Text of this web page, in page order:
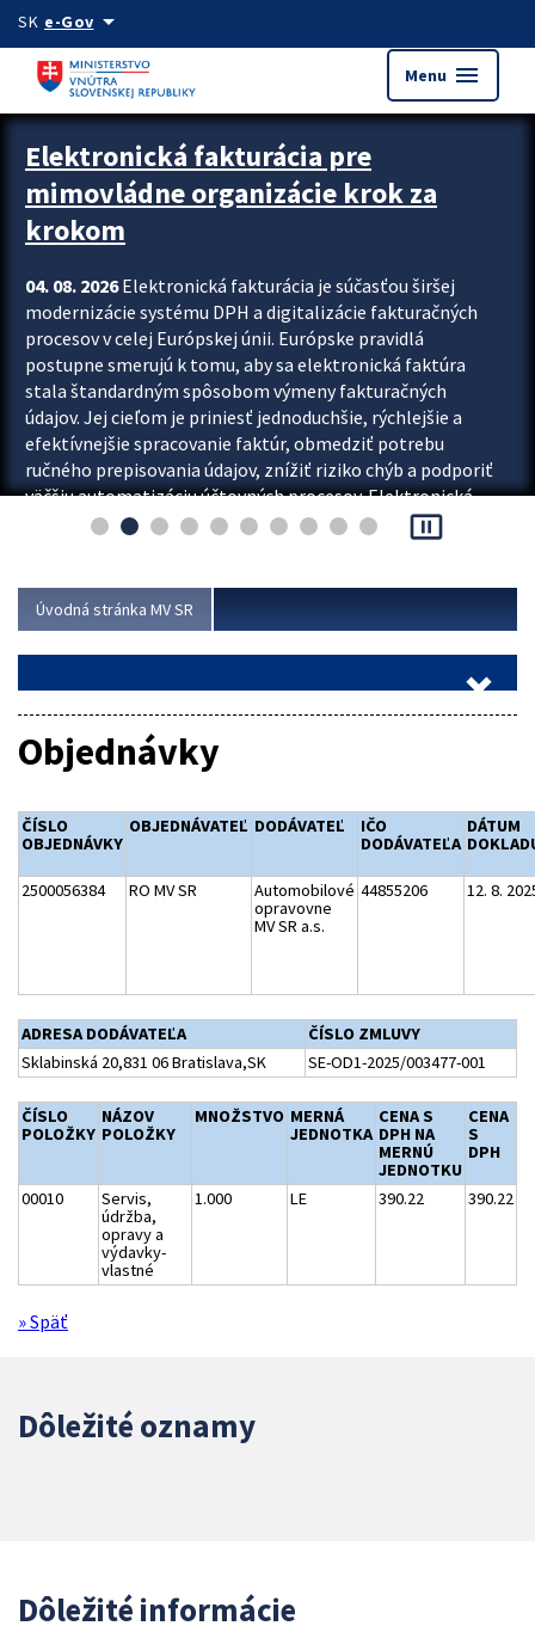
Preskocit na hlavný obsah
SK e-Govarrow_drop_down
Menu menu
Zastavit automatický posun upútavok
Elektronická fakturácia pre
mimovládne organizácie krok za
krokom
04. 08. 2026Elektronická fakturácia je súčasťou širšej
modernizácie systému DPH a digitalizácie fakturačných
procesov v celej Európskej únii. Európske pravidlá
postupne smerujú k tomu, aby sa elektronická faktúra
stala štandardným spôsobom výmeny fakturačných
údajov. Jej cieľom je priniesť jednoduchšie, rýchlejšie a
efektívnejšie spracovanie faktúr, obmedziť potrebu
ručného prepisovania údajov, znížiť riziko chýb a podporiť
väčšiu automatizáciu účtovných procesov. Elektronická
fakturácia preto nepredstavuje...
pause_presentation
Úvodná stránka MV SR
Objednávky
ČÍSLO
OBJEDNÁVKY
OBJEDNÁVATEĽ DODÁVATEĽ
IČO
DODÁVATEĽA
DÁTUM
2500056384 RO MV SR
Automobilové
opravovne
MV SR a.s.
44855206 12. 8.
ADRESA DODÁVATEĽA
ČÍSLO ZMLUVY
Sklabinská 20,831 06 Bratislava,SK
SE-OD1-2025/003477-001
ČÍSLO
POLOŽKY
NÁZOV
POLOŽKY
MNOŽSTVO MERNÁ
JEDNOTKA
CENA S
DPH NA
MERNÚ
JEDNOTKU
CENA
S
DPH
00010
Servis,
údržba,
opravy a
výdavky-
vlastné
1.000 LE 390.22 390.22
» Späť
Dôležité oznamy
Dôležité informácie